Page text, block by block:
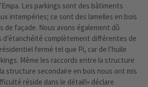
Les parkings sont des bâtiments
intempéries; ce sont des lamelles en bois
de façade. Nous avons également dû
complètement différentes de
fermé tel que Pi, car de l’huile
Même les raccords entre la structure
structure secondaire en bois nous ont mis
réside dans le détail!» déclare